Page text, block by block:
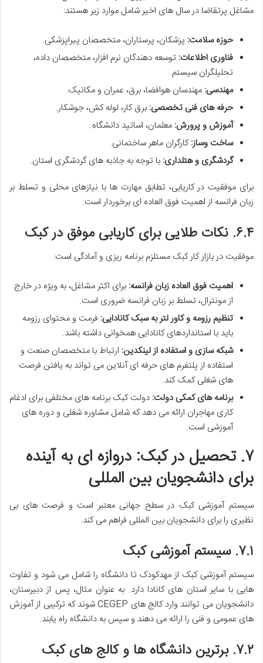
مشاغل پرتقاضا در سال های اخیر شامل موارد زیر هستند:
حوزه سلامت: پزشکان، پرستاران، متخصصان پیراپزشکی.
فناوری اطلاعات: توسعه دهندگان نرم افزار، متخصصان داده،
تحلیلگران سیستم.
مهندسی: مهندسان هوافضا، برق، عمران و مکانیک.
حرفه های فنی تخصصی: برق کار، لوله کش، جوشکار.
آموزش و پرورش: معلمان، اساتید دانشگاه.
ساخت وساز:کارگران ماهر ساختمانی.
گردشگری و هتلداری: با توجه به جاذبه های گردشگری استان.
برای موفقیت در کاریابی، تطابق مهارت ها با نیازهای محلی و تسلط بر
زبان فرانسه از اهمیت فوق العاده ای برخوردار است.
۶.۴. نکات طلایی برای کاریابی موفق در کبک
موفقیت در بازار کار کبک مستلزم برنامه ریزی و آمادگی است:
اهمیت فوق العاده زبان فرانسه: برای اکثر مشاغل، به ویژه در خارج
از مونترال، تسلط بر زبان فرانسه ضروری است.
تنظیم رزومه و کاور لتر به سبک کانادایی: فرمت و محتوای رزومه
باید با استانداردهای کانادایی همخوانی داشته باشد.
شبکه سازی و استفاده از لینکدین: ارتباط با متخصصان صنعت و
استفاده از پلتفرم های حرفه ای آنلاین می تواند به یافتن فرصت
های شغلی کمک کند.
برنامه های کمکی دولت: دولت کبک برنامه های مختلفی برای ادغام
کاری مهاجران ارائه می دهد که شامل مشاوره شغلی و دوره های
آموزشی است.
۷. تحصیل در کبک: دروازه ای به آینده
برای دانشجویان بین المللی
سیستم آموزشی کبک در سطح جهانی معتبر است و فرصت های بی
نظیری را برای دانشجویان بین المللی فراهم می کند.
۷.۱. سیستم آموزشی کبک
سیستم آموزشی کبک از مهدکودک تا دانشگاه را شامل می شود و تفاوت
هایی با سایر استان های کانادا دارد. به عنوان مثال، پس از دبیرستان،
دانشجویان می توانند وارد کالج های CEGEP شوند که ترکیبی از آموزش
های عمومی و فنی را ارائه می دهند و سپس به دانشگاه راه یابند.
۷.۲. برترین دانشگاه ها و کالج های کبک